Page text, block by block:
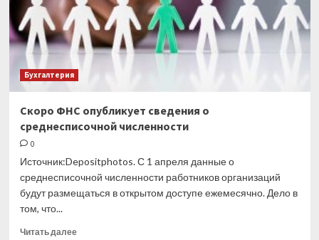
год
Бухгалтерия
Скоро ФНС опубликует сведения о
среднесписочной численности
0
Источник:Depositphotos. С 1 апреля данные о
среднесписочной численности работников организаций
будут размещаться в открытом доступе ежемесячно. Дело в
том, что...
Читать далееПрочитать